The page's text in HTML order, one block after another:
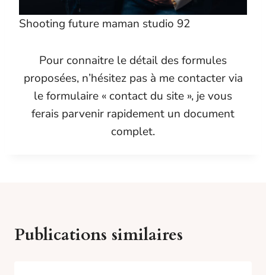
Shooting future maman studio 92
Pour connaitre le détail des formules
proposées, n’hésitez pas à me contacter via
le formulaire « contact du site », je vous
ferais parvenir rapidement un document
complet.
Publications similaires